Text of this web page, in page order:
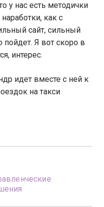
у нас есть методички
как с
сайт, сильный
Я вот скоро в
интерес.
идет вместе с ней к
на такси